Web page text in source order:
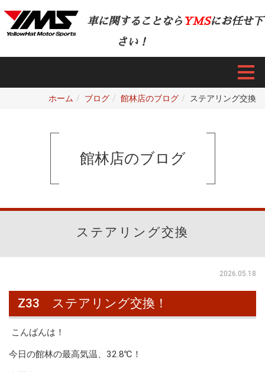
車に関することなら YMSにお任せ下
さい！
ホーム ブログ 館林店のブログ ステアリング交換
館林店のブログ
ステアリング交換
2026.05.18
Z33 ステアリング交換！
こんばんは！
今日の館林の最高気温、32.8℃！